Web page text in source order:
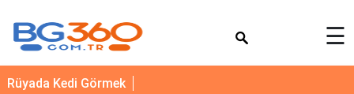
YEMEK
TARİFLERİ
☰
Rüyada Kedi Görmek